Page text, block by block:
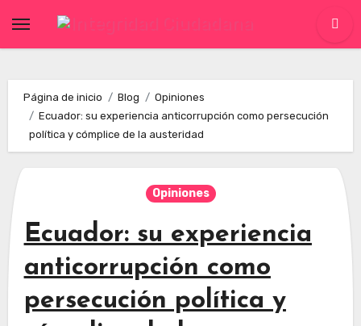
Página de inicio Blog
Opiniones
Ecuador: su experiencia anticorrupción como persecución
política y cómplice de la austeridad
Opiniones
Ecuador: su experiencia
anticorrupción como
persecución política y